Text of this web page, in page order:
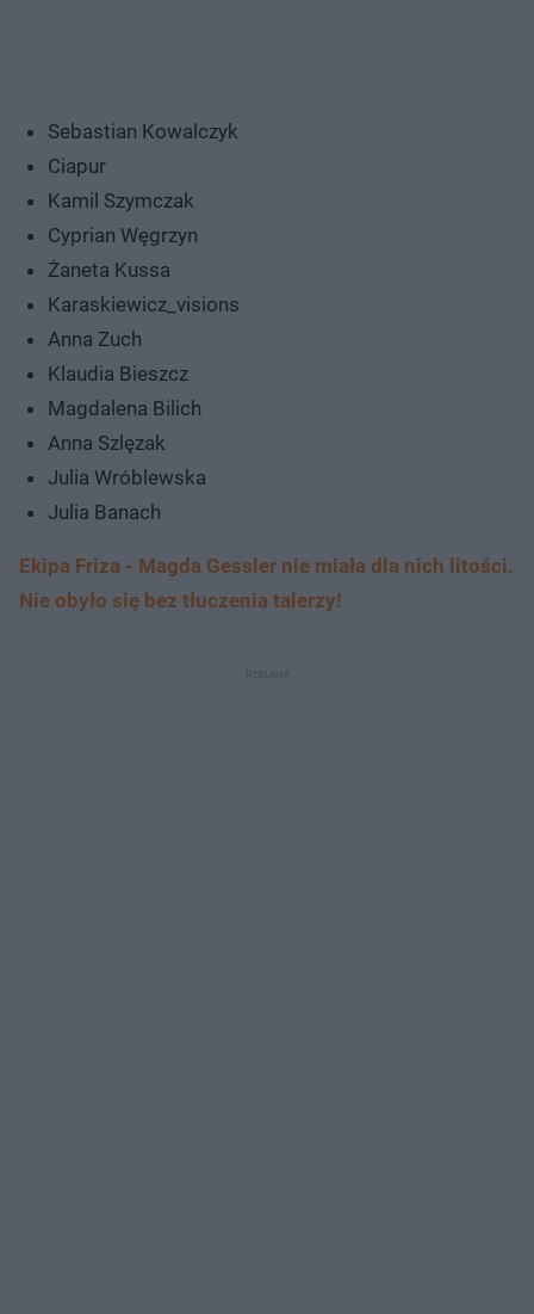
Sebastian Kowalczyk
Ciapur
Kamil Szymczak
Cyprian Węgrzyn
Żaneta Kussa
Karaskiewicz_visions
Anna Zuch
Klaudia Bieszcz
Magdalena Bilich
Anna Szlęzak
Julia Wróblewska
Julia Banach
Ekipa Friza - Magda Gessler nie miała dla nich litości.
Nie obyło się bez tłuczenia talerzy!